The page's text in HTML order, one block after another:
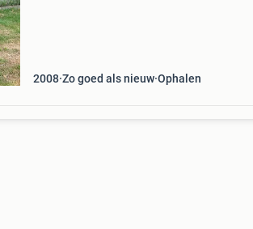
2008 Zo goed als nieuw Ophalen